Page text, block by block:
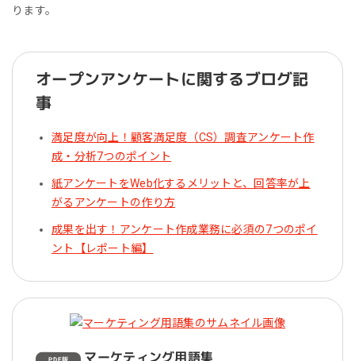
ります。
オープンアンケートに関するブログ記
事
満足度が向上！顧客満足度（CS）調査アンケート作
成・分析7つのポイント
紙アンケートをWeb化するメリットと、回答率が上
がるアンケートの作り方
成果を出す！アンケート作成業務に必須の7つのポイ
ント【レポート編】
マーケティング用語集